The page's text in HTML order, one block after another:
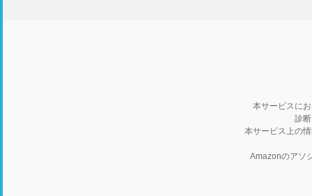
本サービスに
診
本サービス上の
Amazonのアソ